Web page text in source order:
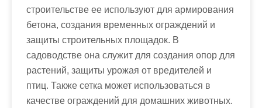
строительстве ее используют для армирования
бетона, создания временных ограждений и
защиты строительных площадок. В
садоводстве она служит для создания опор для
растений, защиты урожая от вредителей и
птиц. Также сетка может использоваться в
качестве ограждений для домашних животных.